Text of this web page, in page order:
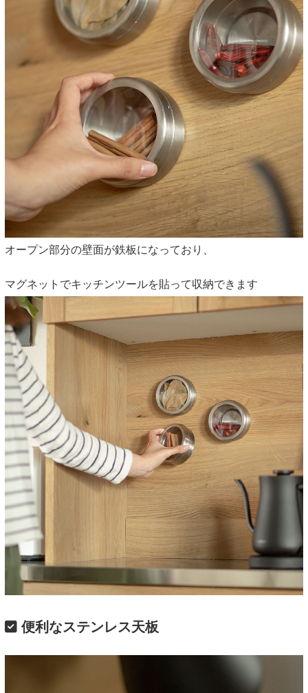
オープン部分の壁面が鉄板になっており、
マグネットでキッチンツールを貼って収納できます
便利なステンレス天板